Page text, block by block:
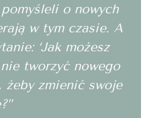
o nowych
w tym czasie. A
‘Jak możesz
tworzyć nowego
żeby zmienić swoje